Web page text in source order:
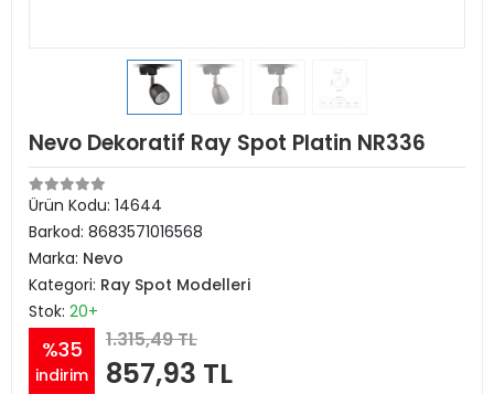
Nevo Dekoratif Ray Spot Platin NR336
Ürün Kodu: 14644
Barkod: 8683571016568
Marka: Nevo
Kategori: Ray Spot Modelleri
Stok: 20+
%35
indirim
1.315,49 TL
857,93 TL